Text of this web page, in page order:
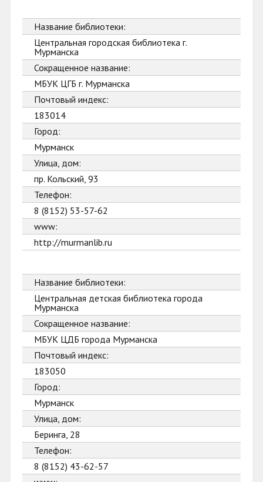
Название библиотеки:
Центральная городская библиотека г.
Мурманска
Сокращенное название:
МБУК ЦГБ г. Мурманска
Почтовый индекс:
183014
Город:
Мурманск
Улица, дом:
пр. Кольский, 93
Телефон:
8 (8152) 53-57-62
www:
http://murmanlib.ru
Название библиотеки:
Центральная детская библиотека города
Мурманска
Сокращенное название:
МБУК ЦДБ города Мурманска
Почтовый индекс:
183050
Город:
Мурманск
Улица, дом:
Беринга, 28
Телефон:
8 (8152) 43-62-57